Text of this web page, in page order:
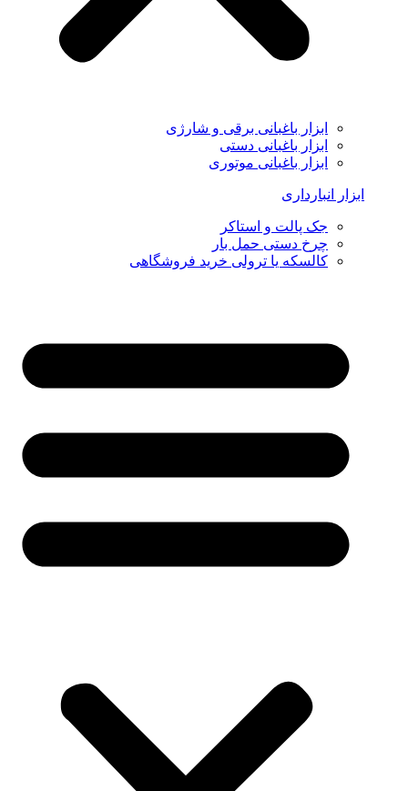
ابزار باغبانی برقی و شارژی
ابزار باغبانی دستی
ابزار باغبانی موتوری
ابزار انبارداری
جک پالت و استاکر
چرخ دستی حمل بار
کالسکه یا ترولی خرید فروشگاهی